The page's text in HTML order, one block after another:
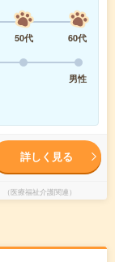
50代
60代
男性
詳しく見る
医療福祉介護関連）